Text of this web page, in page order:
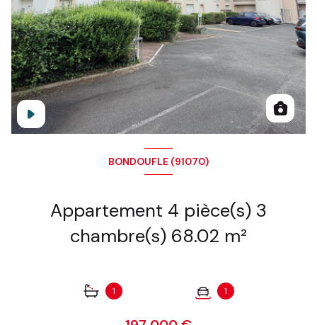
BONDOUFLE (91070)
Appartement 4 pièce(s) 3
chambre(s) 68.02 m²
1 1